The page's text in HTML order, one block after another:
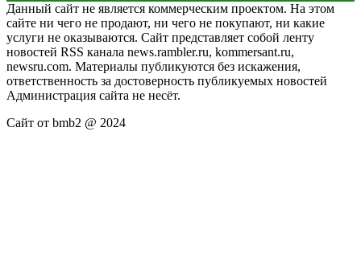
Данный сайт не является коммерческим проектом. На этом
сайте ни чего не продают, ни чего не покупают, ни какие
услуги не оказываются. Сайт представляет собой ленту
новостей RSS канала news.rambler.ru, kommersant.ru,
newsru.com. Материалы публикуются без искажения,
ответственность за достоверность публикуемых новостей
Администрация сайта не несёт.
Сайт от bmb2 @ 2024